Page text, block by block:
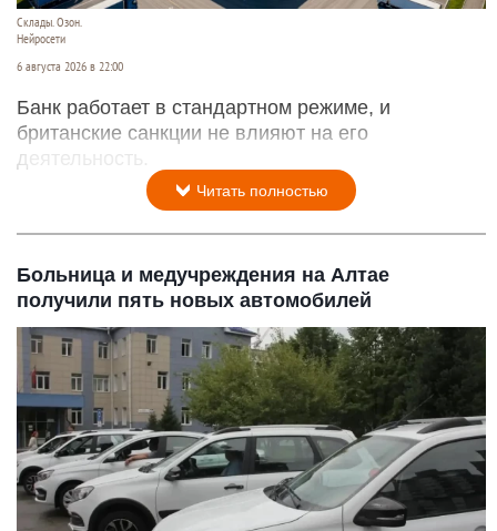
Склады. Озон.
Нейросети
6 августа 2026 в 22:00
Банк работает в стандартном режиме, и
британские санкции не влияют на его
деятельность.
Читать полностью
Больница и медучреждения на Алтае
получили пять новых автомобилей